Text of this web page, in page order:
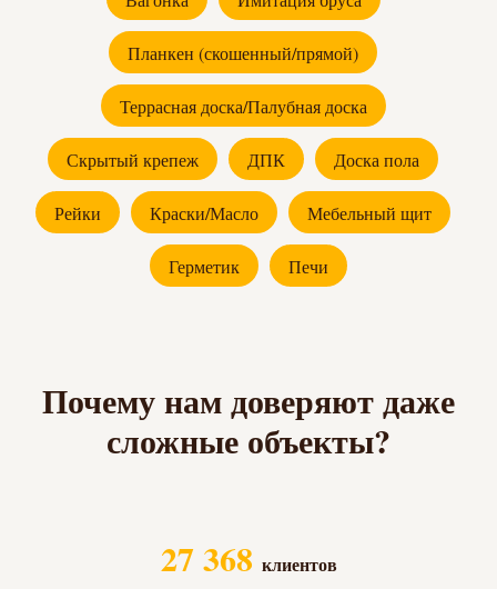
Планкен (скошенный/прямой)
Террасная доска/Палубная доска
Скрытый крепеж ДПК Доска пола
Рейки Краски/Масло Мебельный щит
Герметик Печи
Почему нам доверяют даже
сложные объекты?
27 368 клиентов